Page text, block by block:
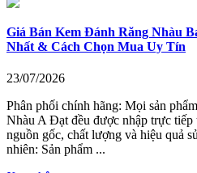
Giá Bán Kem Đánh Răng Nhàu
Nhất & Cách Chọn Mua Uy Tín
23/07/2026
Phân phối chính hãng: Mọi sản
Nhàu A Đạt đều được nhập trực tiếp
nguồn gốc, chất lượng và hiệu quả
nhiên: Sản phẩm ...